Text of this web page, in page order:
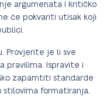
argumenata i kritičko
će pokvariti utisak koji
Provjerite je li sve
pravilima. Ispravite i
zapamtiti standarde
formatiranja.